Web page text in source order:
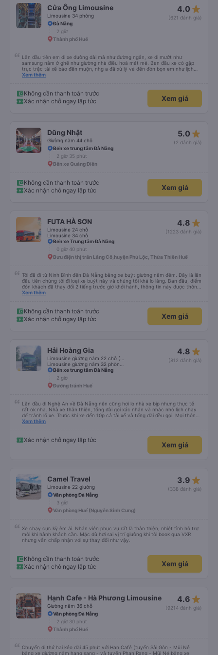
Cửa Ông Limousine
Limousine 34 phòng
4.0 star_rate
(621 đánh giá)
Đà Nẵng
2 giờ
Thành phố Huế
Lần đầu tiên em đi xe đường dài mà như đường ngắn, xe đi mướt như
samsung nằm ở ghế như giường nhà điều hoà mát mẻ. Ban đầu xe có gặp
trục trặc tài xế báo đến muộn, nhg a đã xử lý và đến đón bọn em như lịch
trên hệ thống. Anh tài xế Văn Sĩ quá vui tính và nhiệt tình, trời mưa gió đã
Xem thêm
Không cần thanh toán trước
Xác nhận chỗ ngay lập tức
Xem giá
Dũng Nhật
Giường nằm 44 chỗ
5.0 star_rate
(2 đánh giá)
Bến xe trung tâm Đà Nẵng
2 giờ 35 phút
Bến xe Quảng Điền
Không cần thanh toán trước
Xác nhận chỗ ngay lập tức
Xem giá
FUTA HÀ SƠN
Limousine 24 chỗ
Limousine 34 chỗ
4.8 star_rate
(1223 đánh giá)
Bến xe Trung tâm Đà Nẵng
0 giờ 40 phút
Bưu điện thị trấn Lăng Cô,huyện Phú Lộc, Thừa Thiên Huế
Tôi đã đi từ Ninh Bình đến Đà Nẵng bằng xe buýt giường nằm đêm. Đây là lần
đầu tiên chúng tôi đi loại xe buýt này và chúng tôi khá lo lắng. Ban đầu, điểm
đón khách đã thay đổi 2 tiếng trước giờ khởi hành, thông tin này được thông
báo qua email. Chúng tôi đến đúng địa điểm lúc 9 giờ nhưng xe buýt không
phút. Khi xe buýt đến, tài xế đã đến tận nơi giúp đỡ chúng tôi và nhân viên
chăm sóc khách hàng cũng đã xác nhận qua email. Xe buýt sạch sẽ và
giường ngủ thoải mái. Tài xế rất tốt bụng và chu đáo vì biết chúng tôi là
Xem thêm
Không cần thanh toán trước
Xác nhận chỗ ngay lập tức
Xem giá
Hải Hoàng Gia 4.8 star_rate
(812 đánh giá)
Bến xe trung tâm Đà Nẵng
2 giờ
Đường tránh Huế
Lần đầu đi Nghệ An về Đà Nẵng nên cũng hơi lo nhà xe bịp nhưng thực tế
rất ok nha. Nhà xe thân thiện, tổng đài gọi xác nhận và nhắc nhở lịch chạy
để tránh lỡ xe. Trước khi xe đến 10p cả tài xế và tổng đài đều gọi. Mọi thông
tin về biển số xe và số điện thoại tài xế đều trùng khớp trong email nhận
thời gian dự kiến. 10 điểm, lần sau có nhu cầu sẽ chọn nhà xe này để đi Vinh
<-> Đà Nẵng
Xem thêm
Xác nhận chỗ ngay lập tức
Xem giá
Camel Travel
Limousine 22 giường
3.9 star_rate
(338 đánh giá)
Văn phòng Đà Nẵng
3 giờ
Văn phòng Huế (Nguyễn Sinh Cung)
Xe chạy cực kỳ êm ái. Nhân viên phục vụ rất là thân thiện, nhiệt tình hỗ trợ
mỗi khi hành khách cần. Mặc dù hơi sai vị trí giường khi tôi book qua VXR
nhưng vẫn chấp nhận với sự thay đổi như vậy.
Không cần thanh toán trước
Xác nhận chỗ ngay lập tức
Xem giá
Hạnh Cafe - Hà Phương Limousine
Giường nằm 36 chỗ
4.6 star_rate
(9214 đánh giá)
Văn phòng Đà Nẵng
2 giờ 30 phút
Thành phố Huế
Chuyến đi thứ hai kéo dài 45 phút với Han Café (tuyến Sài Gòn - Mũi Né
bằng xe giường nằm hạng sang - và tuyến Phan Rang - Mũi Né bằng xe